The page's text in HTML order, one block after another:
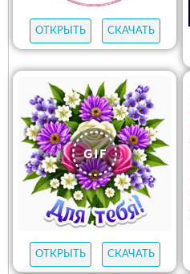
ОТКРЫТЬ
СКАЧАТЬ
ОТКРЫТЬ СКАЧАТЬ